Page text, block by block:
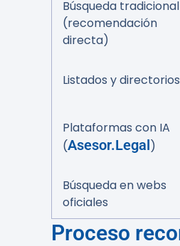
Búsqueda tradicional
(recomendación
directa)
Listados y directorios
Plataformas con IA
(Asesor.Legal)
Búsqueda en webs
oficiales
Proceso